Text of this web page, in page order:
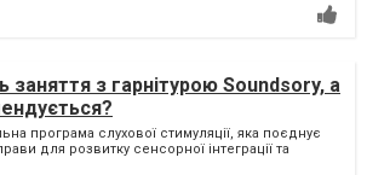
заняття з гарнітурою Soundsory, а
програма слухової стимуляції, яка поєднує
для розвитку сенсорної інтеграції та